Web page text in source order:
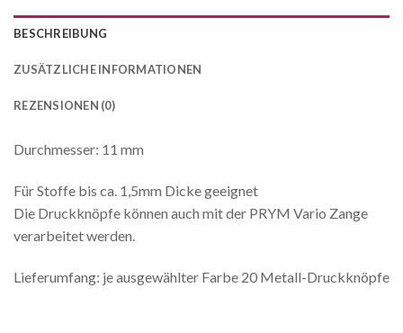
BESCHREIBUNG
ZUSÄTZLICHE INFORMATIONEN
REZENSIONEN (0)
Durchmesser: 11 mm
Für Stoffe bis ca. 1,5mm Dicke geeignet
Die Druckknöpfe können auch mit der PRYM Vario Zange
verarbeitet werden.
Lieferumfang: je ausgewählter Farbe 20 Metall-Druckknöpfe